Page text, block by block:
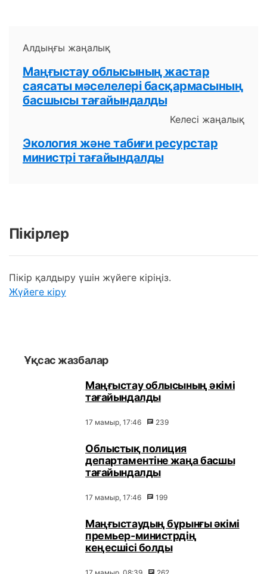
Алдыңғы жаңалық
Маңғыстау облысының жастар
саясаты мәселелері басқармасының
басшысы тағайындалды
Келесі жаңалық
Экология және табиғи ресурстар
министрі тағайындалды
Пікірлер
Пікір қалдыру үшін жүйеге кіріңіз.
Жүйеге кіру
Ұқсас жазбалар
Маңғыстау облысының әкімі
тағайындалды
17 мамыр, 17:46 239
Облыстық полиция
департаментіне жаңа басшы
тағайындалды
17 мамыр, 17:46 199
Маңғыстаудың бұрынғы әкімі
премьер-министрдің
кеңесшісі болды